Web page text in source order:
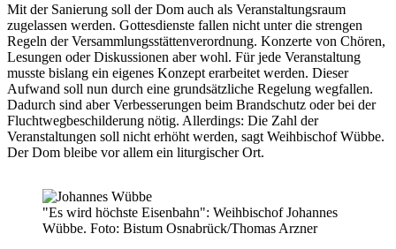
Mit der Sanierung soll der Dom auch als Veranstaltungsraum
zugelassen werden. Gottesdienste fallen nicht unter die strengen
Regeln der Versammlungsstättenverordnung. Konzerte von Chören,
Lesungen oder Diskussionen aber wohl. Für jede Veranstaltung
musste bislang ein eigenes Konzept erarbeitet werden. Dieser
Aufwand soll nun durch eine grundsätzliche Regelung wegfallen.
Dadurch sind aber Verbesserungen beim Brandschutz oder bei der
Fluchtwegbeschilderung nötig. Allerdings: Die Zahl der
Veranstaltungen soll nicht erhöht werden, sagt Weihbischof Wübbe.
Der Dom bleibe vor allem ein liturgischer Ort.
"Es wird höchste Eisenbahn": Weihbischof Johannes
Wübbe. Foto: Bistum Osnabrück/Thomas Arzner